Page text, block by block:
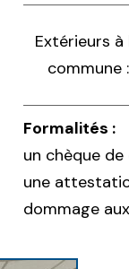
Extérieurs à
commune :
Formalités :
un chèque
une
dommage